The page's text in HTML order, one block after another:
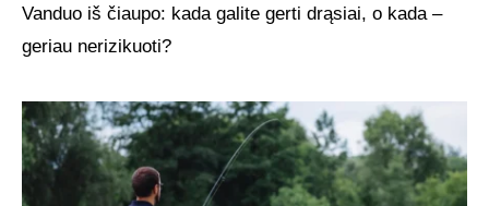
Vanduo iš čiaupo: kada galite gerti drąsiai, o kada –
geriau nerizikuoti?